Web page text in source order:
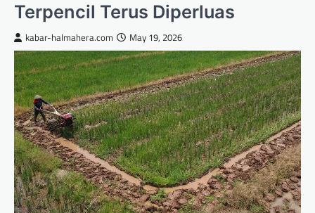
Terpencil Terus Diperluas
kabar-halmahera.com May 19, 2026